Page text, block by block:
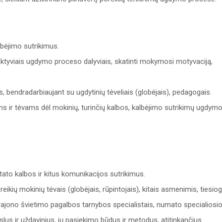
sutrikimus.
ugdymo proceso dalyviais, skatinti mokymosi motyvaciją,
bendradarbiaujant su ugdytinių tėveliais (globėjais), pedagogais.
ir tėvams dėl mokinių, turinčių kalbos, kalbėjimo sutrikimų ugdymo
kalbos ir kitus komunikacijos sutrikimus.
mokinių tėvais (globėjais, rūpintojais), kitais asmenimis,
švietimo pagalbos tarnybos specialistais, numato
ir uždavinius, jų pasiekimo būdus ir metodus, atitinkančius